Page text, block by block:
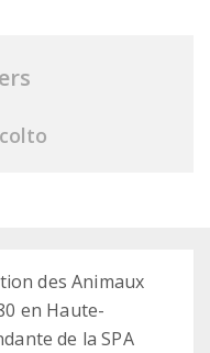
des Animaux
en Haute-
de la SPA